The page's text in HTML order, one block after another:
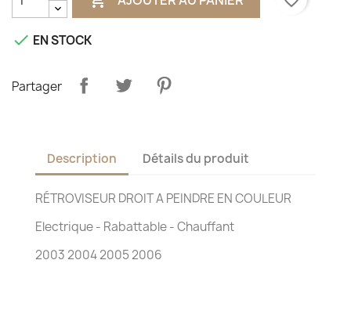
 EN STOCK
Partager
Description Détails du produit
RÉTROVISEUR DROIT A PEINDRE EN COULEUR
Electrique - Rabattable - Chauffant
2003 2004 2005 2006